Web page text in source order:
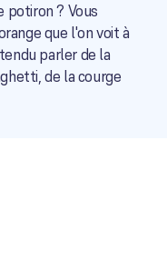
potiron ? Vous
que l'on voit à
parler de la
de la courge